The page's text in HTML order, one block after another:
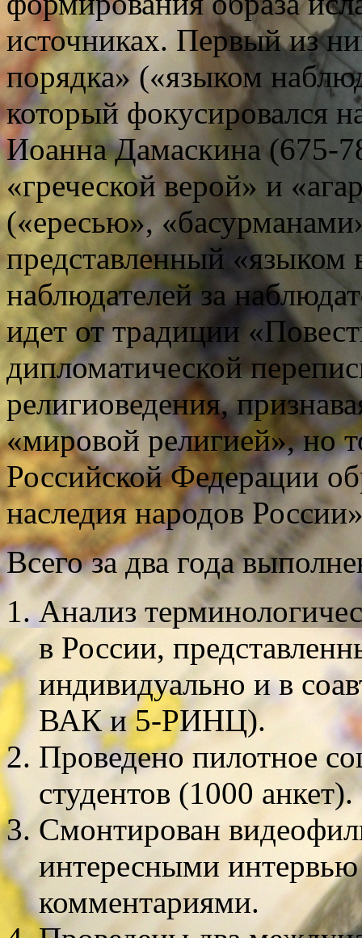
источниках. Первый из
порядка» («языком
который фокусировался
Иоанна Дамаскина (675-
«греческой верой» и
(«ересью»,
представленный «языком
наблюдателей за
идет от традиции
дипломатической
религиоведения,
«мировой религией», но
Российской Федерации
наследия народов
Всего за два года
Анализ
в России,
индивидуально и в
ВАК и 5-РИНЦ).
Проведено пилотное
студентов (1000 анкет).
Смонтирован
интересными
комментариями.